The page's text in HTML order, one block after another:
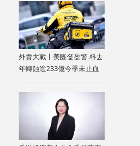
外賣大戰丨美團發盈警 料去
年轉蝕逾233億今季未止血